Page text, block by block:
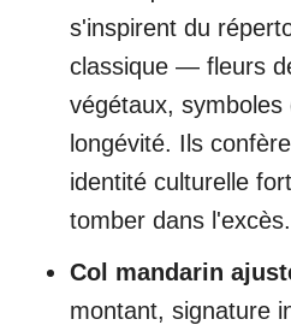
s'inspirent du
classique — fleurs
végétaux,
longévité. Ils
identité culturelle
tomber dans l'excès.
Col mandarin
montant, signature